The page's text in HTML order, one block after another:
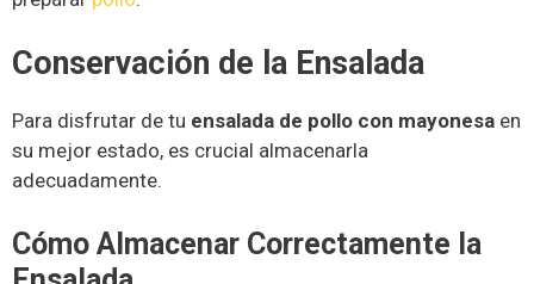
Conservación de la Ensalada
Para disfrutar de tu ensalada de pollo con mayonesa en
su mejor estado, es crucial almacenarla
adecuadamente.
Cómo Almacenar Correctamente la